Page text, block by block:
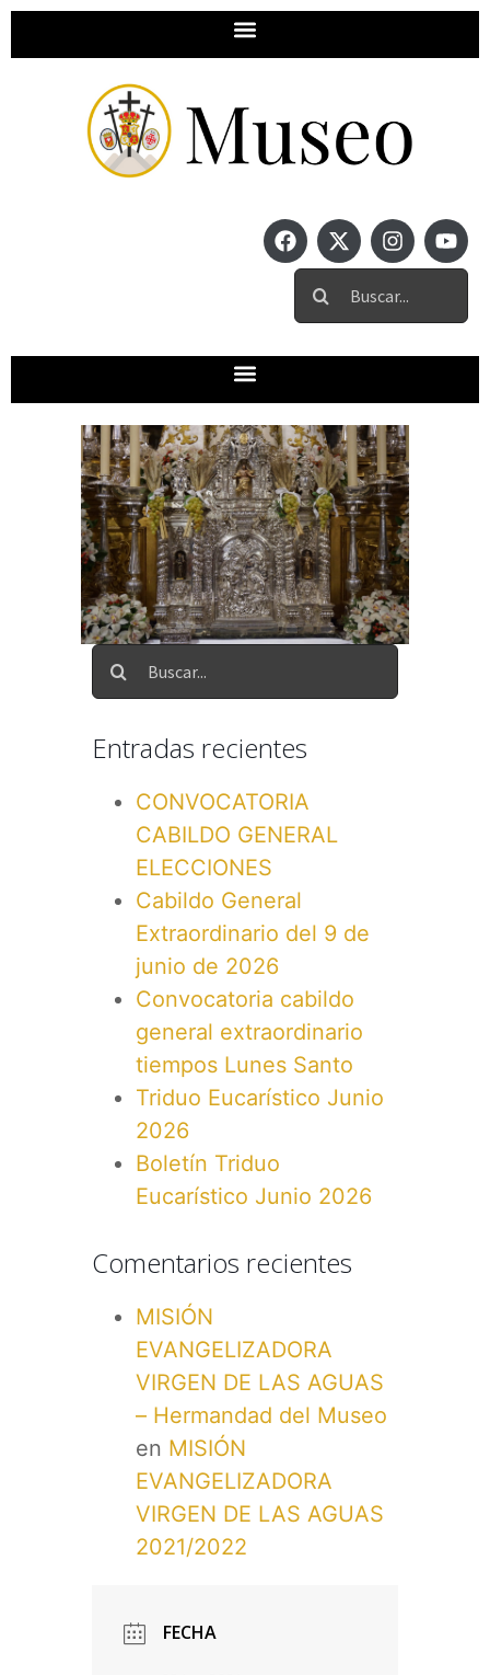
Entradas recientes
CONVOCATORIA
CABILDO GENERAL
ELECCIONES
Cabildo General
Extraordinario del 9 de
junio de 2026
Convocatoria cabildo
general extraordinario
tiempos Lunes Santo
Triduo Eucarístico Junio
2026
Boletín Triduo
Eucarístico Junio 2026
Comentarios recientes
MISIÓN
EVANGELIZADORA
VIRGEN DE LAS AGUAS
– Hermandad del Museo
en MISIÓN
EVANGELIZADORA
VIRGEN DE LAS AGUAS
2021/2022
FECHA